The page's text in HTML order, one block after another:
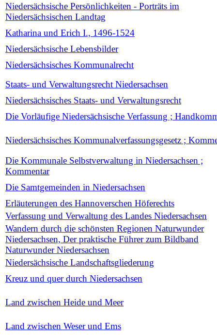
Niedersächsische Persönlichkeiten - Porträts im
Niedersächsischen Landtag
Katharina und Erich I., 1496-1524
Niedersächsische Lebensbilder
Niedersächsisches Kommunalrecht
Staats- und Verwaltungsrecht Niedersachsen
Niedersächsisches Staats- und Verwaltungsrecht
Die Vorläufige Niedersächsische Verfassung ;
Niedersächsisches Kommunalverfassungsgesetz ;
Die Kommunale Selbstverwaltung in Niedersachsen ;
Kommentar
Die Samtgemeinden in Niedersachsen
Erläuterungen des Hannoverschen Höferechts
Verfassung und Verwaltung des Landes Niedersachsen
Wandern durch die schönsten Regionen Naturwunder
Niedersachsen, Der praktische Führer zum Bildband
Naturwunder Niedersachsen
Niedersächsische Landschaftsgliederung
Kreuz und quer durch Niedersachsen
Land zwischen Heide und Meer
Land zwischen Weser und Ems